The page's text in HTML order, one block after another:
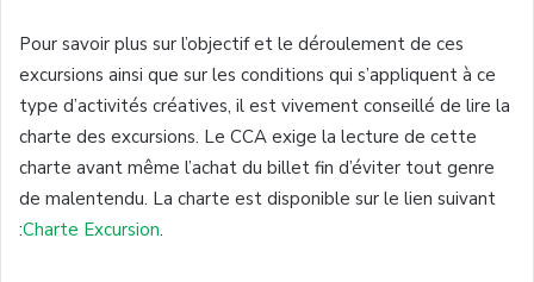
Pour savoir plus sur l’objectif et le déroulement de ces
excursions ainsi que sur les conditions qui s’appliquent à ce
type d’activités créatives, il est vivement conseillé de lire la
charte des excursions. Le CCA exige la lecture de cette
charte avant même l’achat du billet fin d’éviter tout genre
de malentendu. La charte est disponible sur le lien suivant
:Charte Excursion.